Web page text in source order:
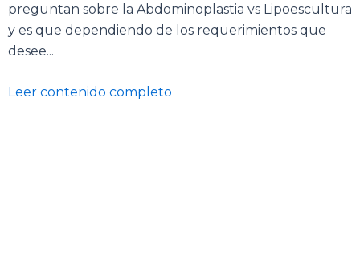
preguntan sobre la Abdominoplastia vs Lipoescultura
y es que dependiendo de los requerimientos que
desee...
Leer contenido completo